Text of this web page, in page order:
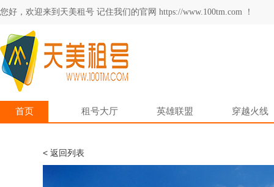
您好，欢迎来到天美租号 记住我们的官网 https://www.100tm.com ！
首页 租号大厅 英雄联盟 穿越火线
< 返回列表